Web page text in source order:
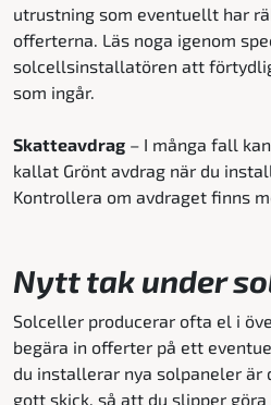
utrustning som eventuellt har
offerterna. Läs noga igenom
solcellsinstallatören att
som ingår.
Skatteavdrag – I många fall
kallat Grönt avdrag när du
Kontrollera om avdraget finns
Nytt tak under
Solceller producerar ofta el i
begära in offerter på ett
du installerar nya solpaneler är
gott skick, så att du slipper